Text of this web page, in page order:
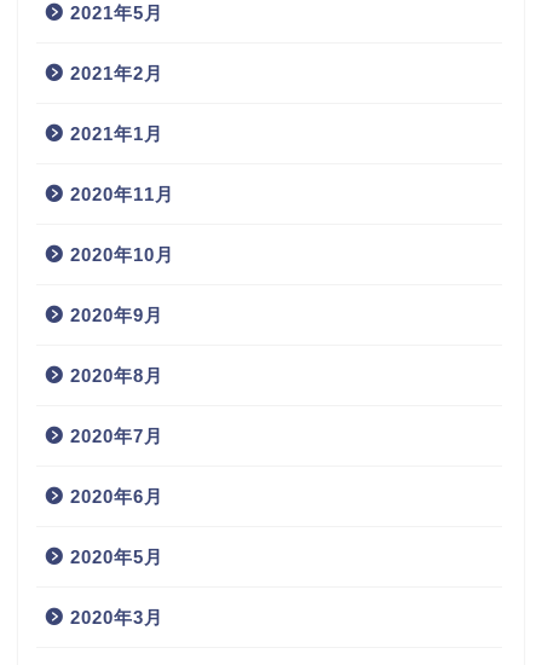
2021年5月
2021年2月
2021年1月
2020年11月
2020年10月
2020年9月
2020年8月
2020年7月
2020年6月
2020年5月
2020年3月